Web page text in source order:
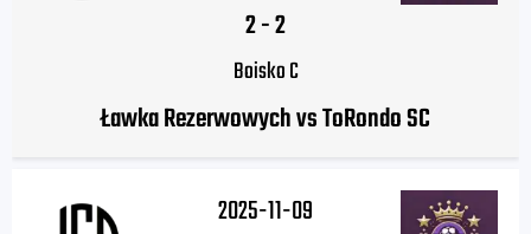
2-2
Boisko C
Ławka Rezerwowych vs ToRondo SC
2025-11-09